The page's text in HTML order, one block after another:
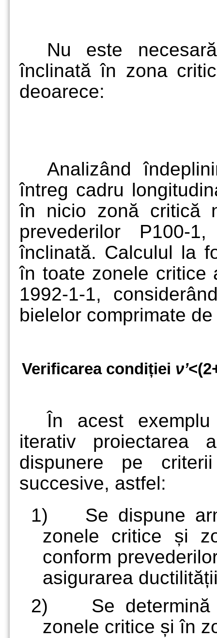
Nu este
înclinată în zona
deoarece:
Analizând
întreg cadru
în nicio zonă critică
prevederilor P100-
înclinată. Calculul la
în toate zonele critice
1992-1-1,
bielelor comprimate de
Verificarea condiției ν’
În acest
iterativ proiectarea
dispunere pe
succesive, astfel:
1)
Se dispune
zonele critice și
conform
asigurarea
2)
Se
zonele critice și în